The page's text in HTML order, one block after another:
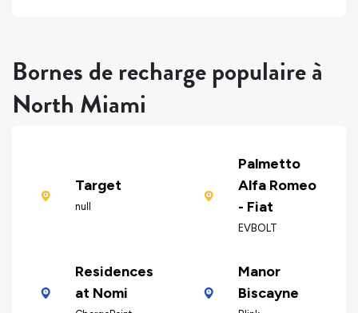
Bornes de recharge populaire à
North Miami
Target
null
Palmetto
Alfa Romeo
- Fiat
EVBOLT
Residences
at Nomi
Manor
Biscayne